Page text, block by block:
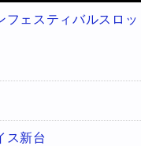
フェスティバルスロッ
ス新台